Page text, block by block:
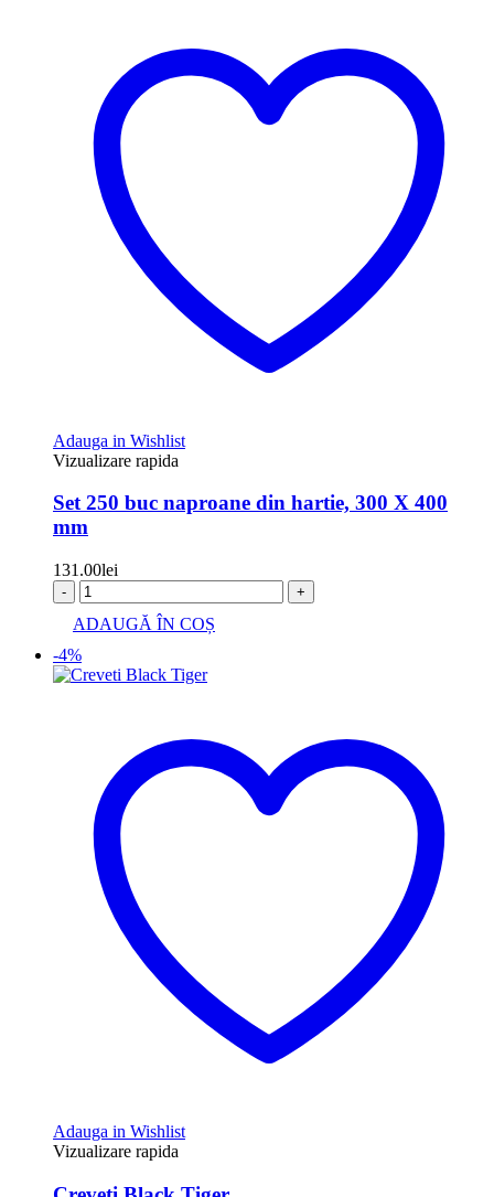
Adauga in Wishlist
Vizualizare rapida
Set 250 buc naproane din hartie, 300 X 400
mm
131.00lei
- +
ADAUGĂ ÎN COȘ
-4%
Adauga in Wishlist
Vizualizare rapida